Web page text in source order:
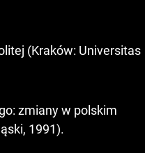
(Kraków: Universitas
zmiany w polskim
1991).